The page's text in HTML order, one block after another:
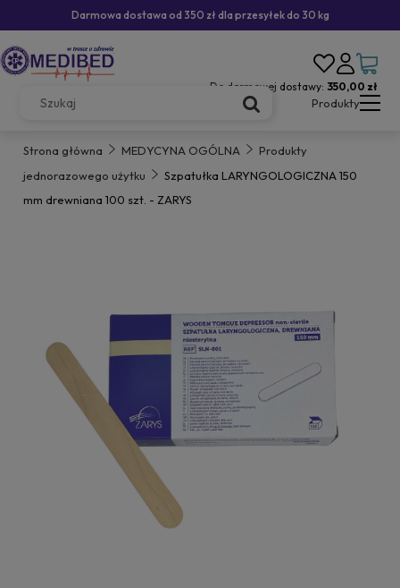
Darmowa dostawa od 350 zł dla przesyłek do 30 kg
Do darmowej dostawy: 350,00 zł
Produkty
Strona główna MEDYCYNA OGÓLNA
Produkty
jednorazowego użytku
Szpatułka LARYNGOLOGICZNA 150
mm drewniana 100 szt. - ZARYS